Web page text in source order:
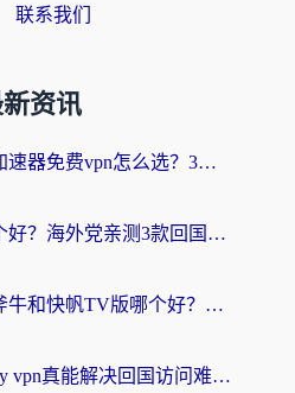
联系我们
资讯
海外党必看：加速器免费vpn怎么选？3步教你无缝访问国内资源
穿梭和巨鲸哪个好？海外党亲测3款回国加速器，教你避开90%的坑
海外党必看：斧牛和快帆TV版哪个好？3分钟选对回国加速器，无缝刷B站、追热剧
海外党必看：yy vpn真能解决回国访问难题？附云极initap测评+免费方案对比